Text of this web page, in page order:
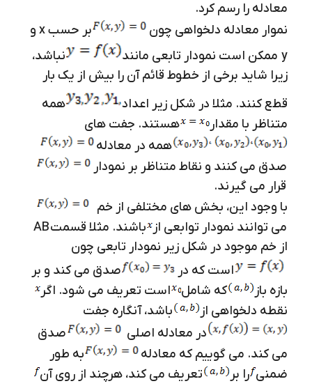
معادله را رسم کرد.
نموار معادله دلخواهی چون
بر حسب x و
y ممکن است نمودار تابعی مانند
نباشد،
زیرا شاید برخی از خطوط قائم آن را بیش از یک بار
قطع کنند. مثلا در شکل زیر اعداد
همه
متناظر با مقدار
هستند. جفت های
همه در معادله
صدق می کنند و نقاط متناظر بر نمودار
قرار می گیرند.
با وجود این، بخش های مختلفی از خم
می توانند نمودار توابعی از
باشند. مثلا قسمتAB
از خم موجود در شکل زیر نمودار تابعی چون
است که در
صدق می کند و بر
بازه باز
که شامل
است تعریف می شود. اگر
نقطه دلخواهی از
باشد، آنگاره جفت
در معادله اصلی
صدق
می کند. می گوییم که معادله
به طور
ضمنی را بر
تعریف می کند، هرچند از روی آن